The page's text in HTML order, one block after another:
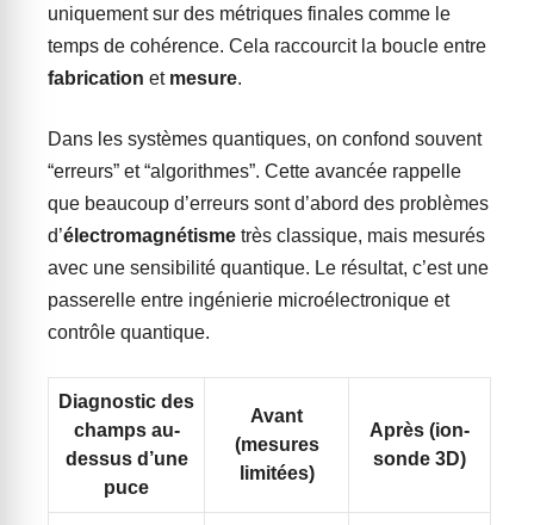
uniquement sur des métriques finales comme le
temps de cohérence. Cela raccourcit la boucle entre
fabrication et mesure.
Dans les systèmes quantiques, on confond souvent
“erreurs” et “algorithmes”. Cette avancée rappelle
que beaucoup d’erreurs sont d’abord des problèmes
d’électromagnétisme très classique, mais mesurés
avec une sensibilité quantique. Le résultat, c’est une
passerelle entre ingénierie microélectronique et
contrôle quantique.
Diagnostic des
champs au-
dessus d’une
puce
Avant
(mesures
limitées)
Après (ion-
sonde 3D)